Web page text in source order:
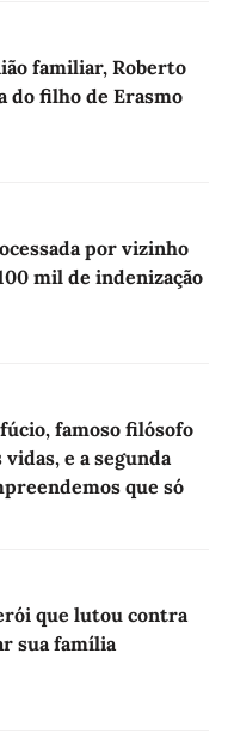
familiar, Roberto
do filho de Erasmo
por vizinho
mil de indenização
famoso filósofo
e a segunda
que só
que lutou contra
sua família